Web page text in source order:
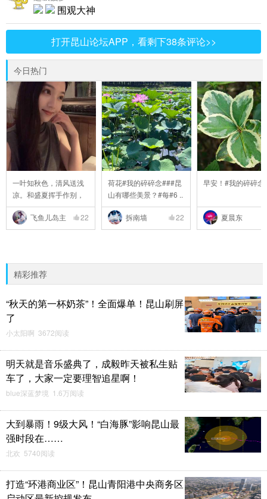
围观大神
打开昆山论坛APP，看剩下38条评论>>
今日热门
一叶知秋色，清风送浅
凉。和盛夏挥手作别，
..
飞鱼儿岛主
22
荷花#我的碎碎念###昆
山有哪些美景？#每#6 ..
拆南墙 22
早安！#我的碎碎念
夏晨东
精彩推荐
“秋天的第一杯奶茶”！全面爆单！昆山刷屏
了
小太阳啊 3672阅读
明天就是音乐盛典了，成毅昨天被私生贴
车了，大家一定要理智追星啊！
blue深蓝梦境 1.6万阅读
大到暴雨！9级大风！“白海豚”影响昆山最
强时段在……
北欢 5740阅读
打造“环港商业区”！昆山青阳港中央商务区